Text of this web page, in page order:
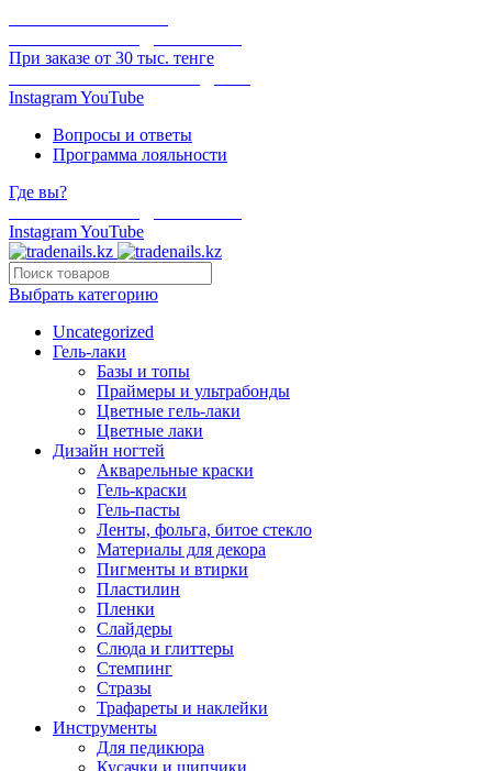
При заказе от 30 тыс. тенге
InstagramYouTube
Вопросы и ответы
Программа лояльности
Где вы?
InstagramYouTube
Выбрать категорию
Uncategorized
Гель-лаки
Базы и топы
Праймеры и ультрабонды
Цветные гель-лаки
Цветные лаки
Дизайн ногтей
Акварельные краски
Гель-краски
Гель-пасты
Ленты, фольга, битое стекло
Материалы для декора
Пигменты и втирки
Пластилин
Пленки
Слайдеры
Слюда и глиттеры
Стемпинг
Стразы
Трафареты и наклейки
Инструменты
Для педикюра
Кусачки и щипчики